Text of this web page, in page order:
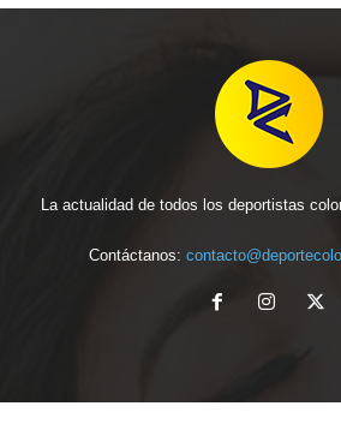
La actualidad de todos los deportistas
Contáctanos: